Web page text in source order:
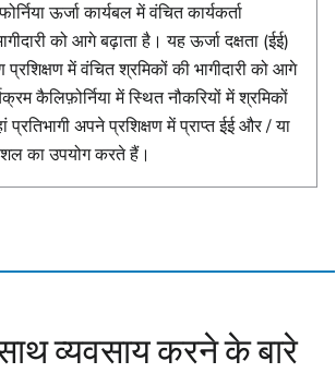
ऊर्जा कार्यबल में वंचित कार्यकर्ता
को आगे बढ़ाता है। यह ऊर्जा दक्षता (ईई)
प्रशिक्षण में वंचित श्रमिकों की भागीदारी को आगे
कैलिफ़ोर्निया में स्थित नौकरियों में श्रमिकों
प्रतिभागी अपने प्रशिक्षण में प्राप्त ईई और / या
का उपयोग करते हैं।
व्यवसाय करने के बारे